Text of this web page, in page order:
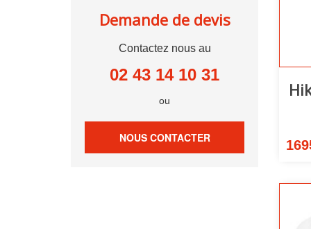
Demande de devis
Contactez nous au
02 43 14 10 31
ou
NOUS CONTACTER